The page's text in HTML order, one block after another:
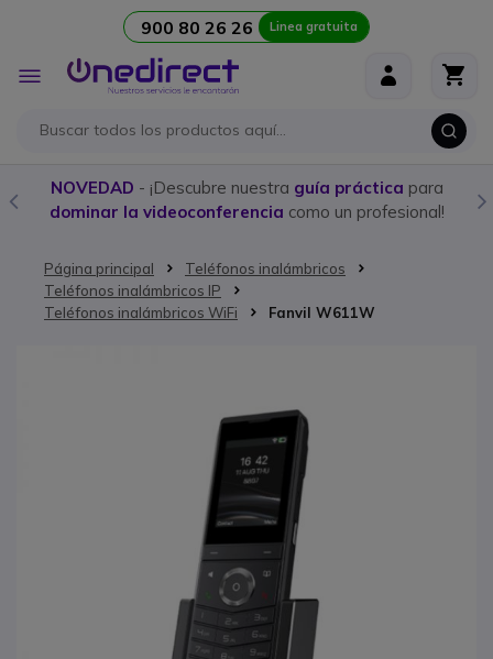
900 80 26 26 Linea gratuita
Toggle
Nav
NOVEDAD - ¡Descubre nuestra guía práctica para
dominar la videoconferencia como un profesional!
Página principal
Teléfonos inalámbricos
Teléfonos inalámbricos IP
Teléfonos inalámbricos WiFi
Fanvil W611W